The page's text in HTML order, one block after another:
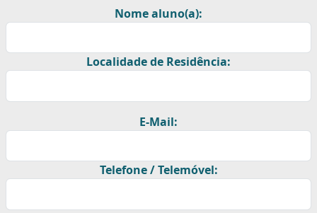
Nome aluno(a):
Localidade de Residência:
E-Mail:
Telefone / Telemóvel: